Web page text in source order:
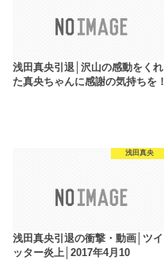
浅田真央引退│沢山の感動をくれ
た真央ちゃんに感謝の気持ちを！
浅田真央
浅田真央引退の衝撃・動画│ツイ
ッター炎上│2017年4月10